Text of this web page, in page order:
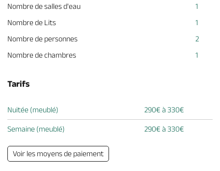
Nombre de salles d'eau
1
Nombre de Lits
1
Nombre de personnes
2
Nombre de chambres
1
Tarifs
Nuitée (meublé) 290€ à 330€
Semaine (meublé) 290€ à 330€
Voir les moyens de paiement